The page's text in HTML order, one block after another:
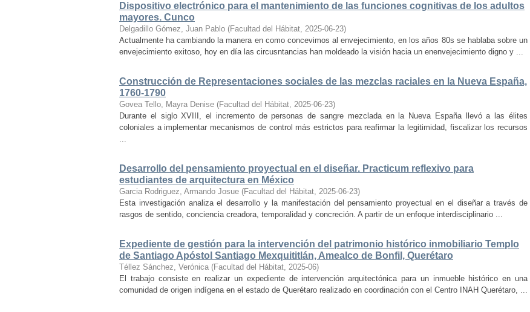
Dispositivo electrónico para el mantenimiento de las funciones cognitivas de los adultos
mayores. Cunco
Delgadillo Gómez, Juan Pablo (Facultad del Hábitat, 2025-06-23)
Actualmente ha cambiando la manera en como concevimos al envejecimiento, en los años 80s se hablaba sobre un
envejecimiento exitoso, hoy en día las circusntancias han moldeado la visión hacia un enenvejecimiento digno y ...
Construcción de Representaciones sociales de las mezclas raciales en la Nueva España,
1760-1790
Govea Tello, Mayra Denise (Facultad del Hábitat, 2025-06-23)
Durante el siglo XVIII, el incremento de personas de sangre mezclada en la Nueva España llevó a las élites
coloniales a implementar mecanismos de control más estrictos para reafirmar la legitimidad, fiscalizar los recursos
...
Desarrollo del pensamiento proyectual en el diseñar. Practicum reflexivo para
estudiantes de arquitectura en México
Garcia Rodriguez, Armando Josue (Facultad del Hábitat, 2025-06-23)
Esta investigación analiza el desarrollo y la manifestación del pensamiento proyectual en el diseñar a través de
rasgos de sentido, conciencia creadora, temporalidad y concreción. A partir de un enfoque interdisciplinario ...
Expediente de gestión para la intervención del patrimonio histórico inmobiliario Templo
de Santiago Apóstol Santiago Mexquititlán, Amealco de Bonfil, Querétaro
Téllez Sánchez, Verónica (Facultad del Hábitat, 2025-06)
El trabajo consiste en realizar un expediente de intervención arquitectónica para un inmueble histórico en una
comunidad de origen indígena en el estado de Querétaro realizado en coordinación con el Centro INAH Querétaro, ...